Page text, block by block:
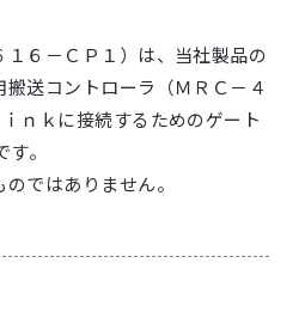
６－ＣＰ１）は、当社製品の
送コントローラ（ＭＲＣ－４
ｎｋに接続するためのゲート
。
ではありません。